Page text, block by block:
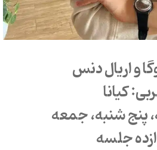
و اریال دنس
کیانا
پنج شنبه، جمعه
جلسه